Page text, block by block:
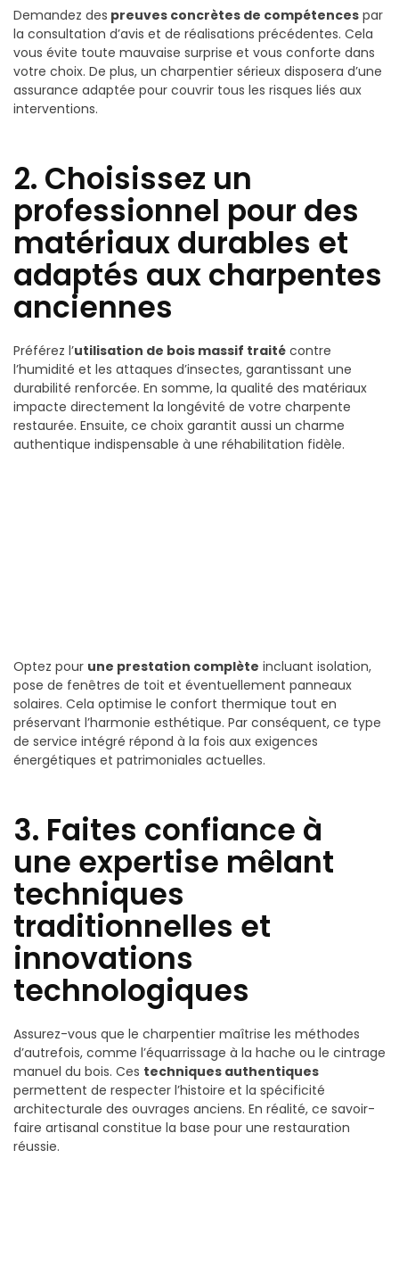
Demandez des preuves concrètes de compétences par
la consultation d’avis et de réalisations précédentes. Cela
vous évite toute mauvaise surprise et vous conforte dans
votre choix. De plus, un charpentier sérieux disposera d’une
assurance adaptée pour couvrir tous les risques liés aux
interventions.
2. Choisissez un
professionnel pour des
matériaux durables et
adaptés aux charpentes
anciennes
Préférez l’utilisation de bois massif traité contre
l’humidité et les attaques d’insectes, garantissant une
durabilité renforcée. En somme, la qualité des matériaux
impacte directement la longévité de votre charpente
restaurée. Ensuite, ce choix garantit aussi un charme
authentique indispensable à une réhabilitation fidèle.
Optez pour une prestation complète incluant isolation,
pose de fenêtres de toit et éventuellement panneaux
solaires. Cela optimise le confort thermique tout en
préservant l’harmonie esthétique. Par conséquent, ce type
de service intégré répond à la fois aux exigences
énergétiques et patrimoniales actuelles.
3. Faites confiance à
une expertise mêlant
techniques
traditionnelles et
innovations
technologiques
Assurez-vous que le charpentier maîtrise les méthodes
d’autrefois, comme l’équarrissage à la hache ou le cintrage
manuel du bois. Ces techniques authentiques
permettent de respecter l’histoire et la spécificité
architecturale des ouvrages anciens. En réalité, ce savoir-
faire artisanal constitue la base pour une restauration
réussie.